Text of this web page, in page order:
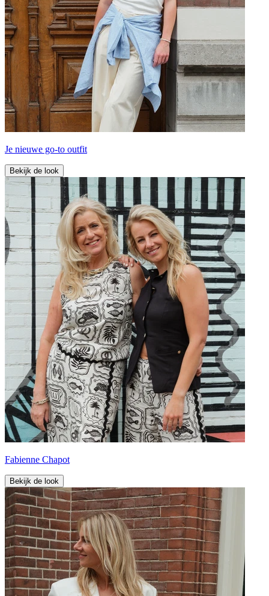
Je nieuwe go-to outfit
Bekijk de look
Fabienne Chapot
Bekijk de look